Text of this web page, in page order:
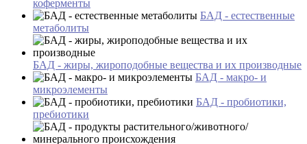
коферменты
БАД - естественные
метаболиты
БАД - жиры, жироподобные вещества и их производные
БАД - макро- и
микроэлементы
БАД - пробиотики,
пребиотики